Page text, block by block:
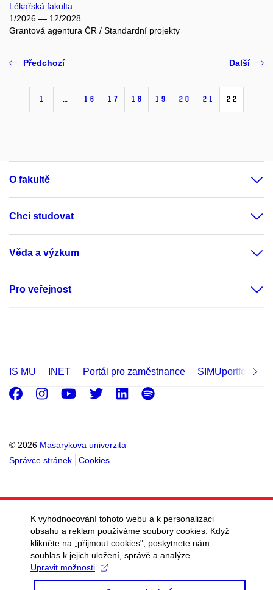
Lékařská fakulta
1/2026 — 12/2028
Grantová agentura ČR / Standardní projekty
Předchozí
1 … 16 17 18 19 20 21 22
Další
O fakultě
Chci studovat
Věda a výzkum
Pro veřejnost
IS MU INET Portál pro zaměstnance SIMUportfolio
© 2026 Masarykova univerzita
Správce stránek
Cookies
Facebook
Instagram
Youtube
Twitter
LinkedIn
Spotify
K vyhodnocování tohoto webu a k personalizaci
obsahu a reklam používáme soubory cookies. Když
klikněte na „přijmout cookies", poskytnete nám
souhlas k jejich uložení, správě a analýze.
Upravit možnosti